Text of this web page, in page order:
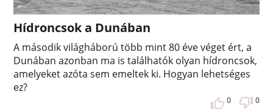
Hídroncsok a Dunában
A második világháború több mint 80 éve véget ért, a
Dunában azonban ma is találhatók olyan hídroncsok,
amelyeket azóta sem emeltek ki. Hogyan lehetséges
ez?
0 0